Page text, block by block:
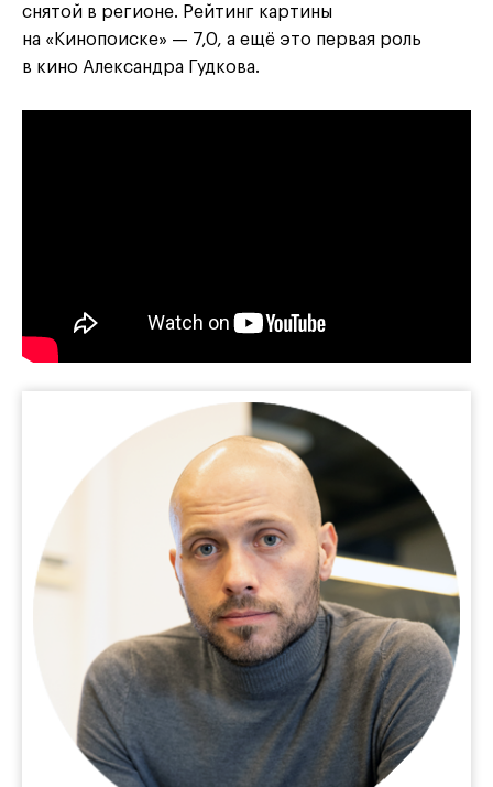
снятой в регионе. Рейтинг картины
на «Кинопоиске» — 7,0, а ещё это первая роль
в кино Александра Гудкова.